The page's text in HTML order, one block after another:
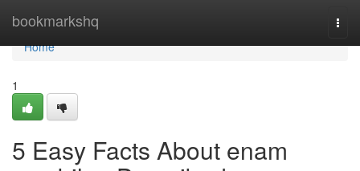
bookmarkshq
Home
Home
1
5 Easy Facts About enam